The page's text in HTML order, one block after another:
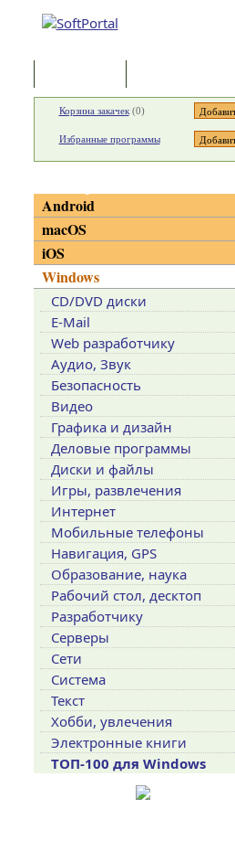
Корзина закачек(0)
Избранные программы
Android
macOS
iOS
Windows
CD/DVD диски
E-Mail
Web разработчику
Аудио, Звук
Безопасность
Видео
Графика и дизайн
Деловые программы
Диски и файлы
Игры, развлечения
Интернет
Мобильные телефоны
Навигация, GPS
Образование, наука
Рабочий стол, десктоп
Разработчику
Серверы
Сети
Система
Текст
Хобби, увлечения
Электронные книги
ТОП-100 для Windows